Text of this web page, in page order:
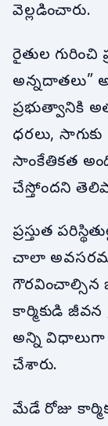
వెల్లడించారు.
రైతుల గురించి
అన్నదాతలు”
ప్రభుత్వానికి
ధరలు,
సాంకేతికత
చేస్తోందని
ప్రస్తుత
చాలా
గౌరవించాల్సిన
కార్మికుడి
అన్ని విధాలుగా
చేశారు.
మేడే రోజు